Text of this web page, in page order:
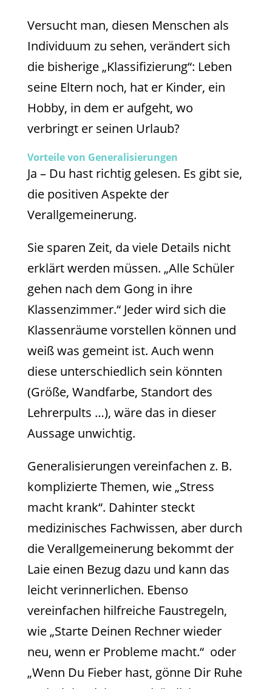
Versucht man, diesen Menschen als
Individuum zu sehen, verändert sich
die bisherige „Klassifizierung“: Leben
seine Eltern noch, hat er Kinder, ein
Hobby, in dem er aufgeht, wo
verbringt er seinen Urlaub?
Vorteile von Generalisierungen
Ja – Du hast richtig gelesen. Es gibt sie,
die positiven Aspekte der
Verallgemeinerung.
Sie sparen Zeit, da viele Details nicht
erklärt werden müssen. „Alle Schüler
gehen nach dem Gong in ihre
Klassenzimmer.“ Jeder wird sich die
Klassenräume vorstellen können und
weiß was gemeint ist. Auch wenn
diese unterschiedlich sein könnten
(Größe, Wandfarbe, Standort des
Lehrerpults …), wäre das in dieser
Aussage unwichtig.
Generalisierungen vereinfachen z. B.
komplizierte Themen, wie „Stress
macht krank“. Dahinter steckt
medizinisches Fachwissen, aber durch
die Verallgemeinerung bekommt der
Laie einen Bezug dazu und kann das
leicht verinnerlichen. Ebenso
vereinfachen hilfreiche Faustregeln,
wie „Starte Deinen Rechner wieder
neu, wenn er Probleme macht.“ oder
„Wenn Du Fieber hast, gönne Dir Ruhe